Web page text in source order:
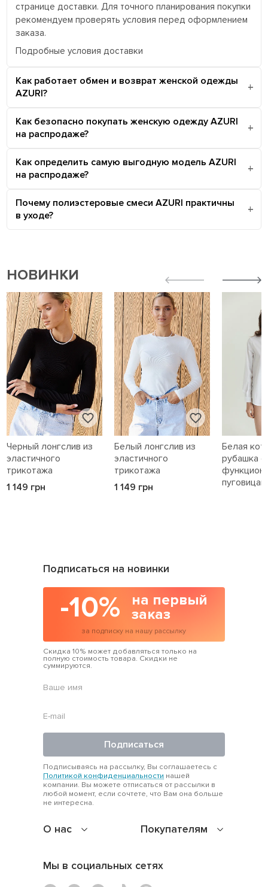
странице доставки. Для точного планирования покупки
рекомендуем проверять условия перед оформлением
заказа.
Подробные условия доставки
Как работает обмен и возврат женской одежды
AZURI?
Как безопасно покупать женскую одежду AZURI
на распродаже?
Как определить самую выгодную модель AZURI
на распродаже?
Почему полиэстеровые смеси AZURI практичны
в уходе?
НОВИНКИ
Черный лонгслив из
эластичного
трикотажа
1 149 грн
Белый лонгслив из
эластичного
трикотажа
1 149 грн
Белая
рубашка с
О нас Покупателям
Подписаться на новинки
-10%
на первый
заказ
за подписку на нашу рассылку
Скидка 10% может добавляться только на
полную стоимость товара. Скидки не
суммируются.
Подписаться
Подписываясь на рассылку, Вы соглашаетесь с
Политикой конфиденциальности нашей
компании. Вы можете отписаться от рассылки в
любой момент, если сочтете, что Вам она больше
не интересна.
Мы в социальных сетях